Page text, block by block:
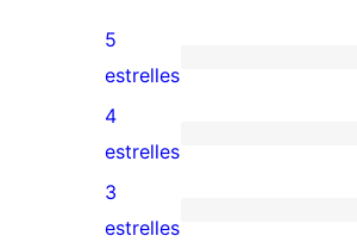
10
valoracions
de
5
estrelles
5
estrelles
0
valoracions
de
4
estrelles
0
3
estrelles